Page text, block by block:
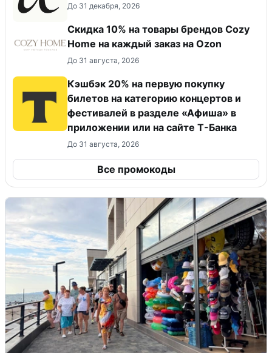
До 31 декабря, 2026
Скидка 10% на товары брендов Cozy
Home на каждый заказ на Оzon
До 31 августа, 2026
Кэшбэк 20% на первую покупку
билетов на категорию концертов и
фестивалей в разделе «Афиша» в
приложении или на сайте Т-Банка
До 31 августа, 2026
Все промокоды